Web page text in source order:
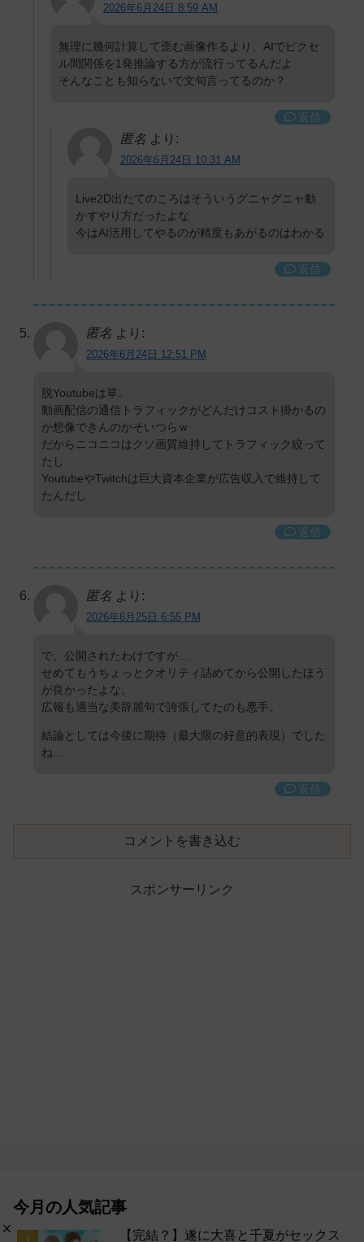
2026年6月24日 8:59 AM
無理に幾何計算して歪む画像作るより、AIでピクセ
ル間関係を1発推論する方が流行ってるんだよ
そんなことも知らないで文句言ってるのか？
返信
匿名 より:
2026年6月24日 10:31 AM
Live2D出たてのころはそういうグニャグニャ動
かすやり方だったよな
今はAI活用してやるのが精度もあがるのはわかる
返信
匿名 より:
2026年6月24日 12:51 PM
脱Youtubeは草。
動画配信の通信トラフィックがどんだけコスト掛かるの
か想像できんのかそいつらｗ
だからニコニコはクソ画質維持してトラフィック絞って
たし
YoutubeやTwitchは巨大資本企業が広告収入で維持して
たんだし
返信
匿名 より:
2026年6月25日 6:55 PM
で、公開されたわけですが…
せめてもうちょっとクオリティ詰めてから公開したほう
が良かったよな。
広報も適当な美辞麗句で誇張してたのも悪手。
結論としては今後に期待（最大限の好意的表現）でした
ね…
返信
コメントを書き込む
スポンサーリンク
今月の人気記事
【完結？】遂に大喜と千夏がセックス